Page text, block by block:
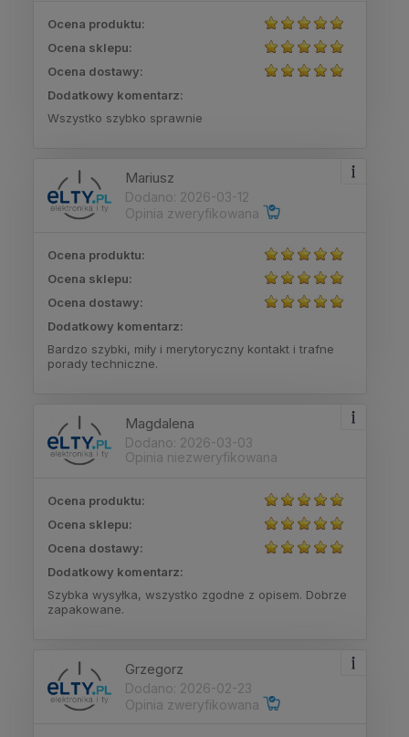
Ocena produktu:
Ocena sklepu:
Ocena dostawy:
Dodatkowy komentarz:
Wszystko szybko sprawnie
Mariusz
Dodano: 2026-03-12
Opinia zweryfikowana
Ocena produktu:
Ocena sklepu:
Ocena dostawy:
Dodatkowy komentarz:
Bardzo szybki, miły i merytoryczny kontakt i trafne
porady techniczne.
Magdalena
Dodano: 2026-03-03
Opinia niezweryfikowana
Ocena produktu:
Ocena sklepu:
Ocena dostawy:
Dodatkowy komentarz:
Szybka wysyłka, wszystko zgodne z opisem. Dobrze
zapakowane.
Grzegorz
Dodano: 2026-02-23
Opinia zweryfikowana